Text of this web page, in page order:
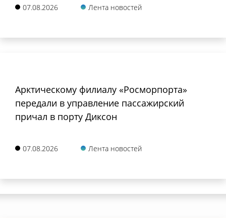
07.08.2026 Лента новостей
Арктическому филиалу «Росморпорта»
передали в управление пассажирский
причал в порту Диксон
07.08.2026 Лента новостей